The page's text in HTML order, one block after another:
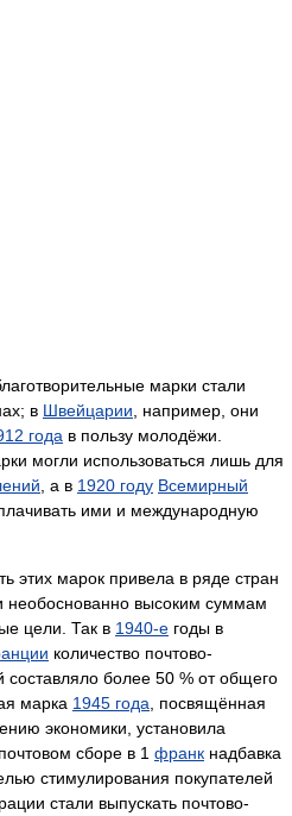
марки стали
в Швейцарии , например, они
года в пользу молодёжи.
могли использоваться лишь для
, а в 1920 году Всемирный
ими и международную
этих марок привела в ряде стран
необоснованно высоким суммам
цели. Так в 1940-е годы в
количество почтово-
составляло более 50 % от общего
марка 1945 года , посвящённая
экономики, установила
сборе в 1 франк надбавка
стимулирования покупателей
стали выпускать почтово-